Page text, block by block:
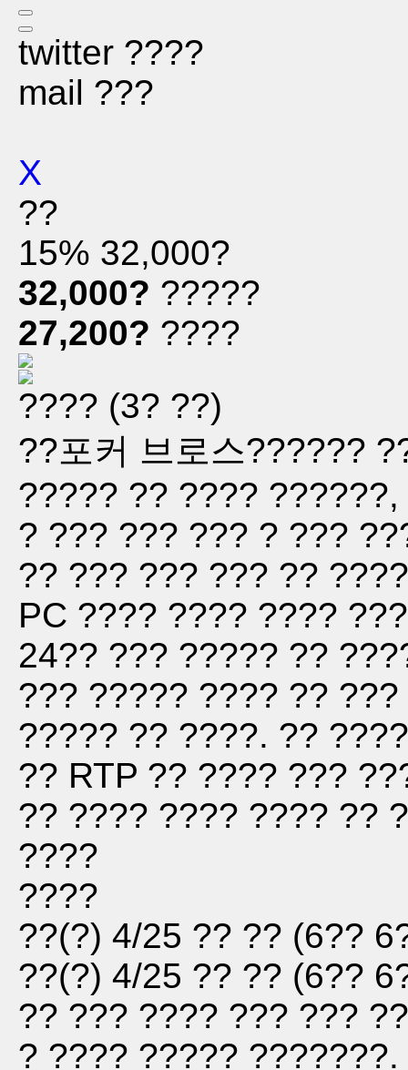
twitter ????
mail ???
X
??
15% 32,000?
32,000? ?????
27,200? ????
???? (3? ??)
??포커 브로스??????
????? ?? ????
? ??? ??? ??? ? ???
?? ??? ??? ??? ??
PC ???? ???? ????
24?? ??? ????? ??
??? ????? ???? ??
????? ?? ????. ??
?? RTP ?? ???? ???
?? ???? ???? ???? ??
????
????
??(?) 4/25 ?? ?? (6??
??(?) 4/25 ?? ?? (6??
?? ??? ???? ??? ???
? ???? ????? ???????.